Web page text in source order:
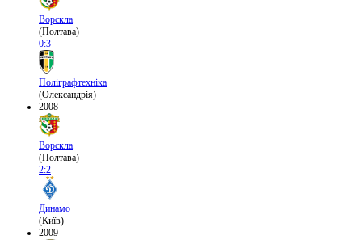
Ворскла
(Полтава)
0:3
Поліграфтехніка
(Олександрія)
2008
Ворскла
(Полтава)
2:2
Динамо
(Київ)
2009